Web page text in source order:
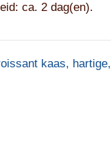
ca. 2 dag(en).
kaas, hartige,